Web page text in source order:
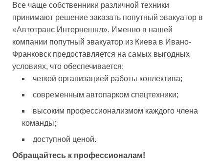
Все чаще собственники различной техники
принимают решение заказать попутный эвакуатор в
«Автотранс Интернешнл». Именно в нашей
компании попутный эвакуатор из Киева в Ивано-
Франковск предоставляется на самых выгодных
условиях, что обеспечивается:
четкой организацией работы коллектива;
современным автопарком спецтехники;
высоким профессионализмом каждого члена
команды;
доступной ценой.
Обращайтесь к профессионалам!